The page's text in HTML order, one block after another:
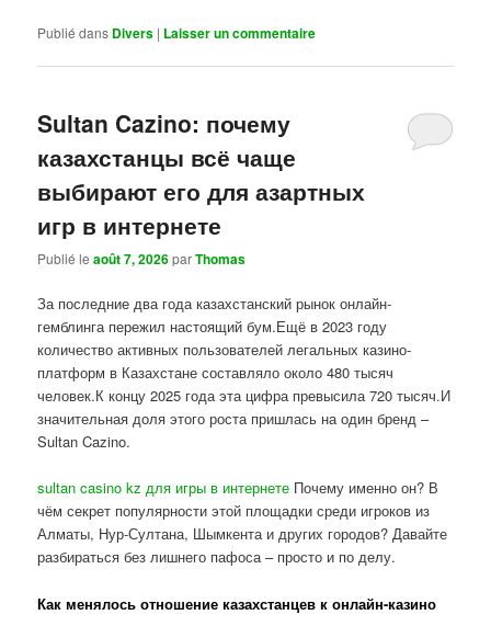
Publié dans Divers | Laisser un commentaire
Sultan Cazino: почему
казахстанцы всё чаще
выбирают его для азартных
игр в интернете
Publié leaoût 7, 2026parThomas
За последние два года казахстанский рынок онлайн-
гемблинга пережил настоящий бум.Ещё в 2023 году
количество активных пользователей легальных казино-
платформ в Казахстане составляло около 480 тысяч
человек.К концу 2025 года эта цифра превысила 720 тысяч.И
значительная доля этого роста пришлась на один бренд –
Sultan Cazino.
sultan casino kz для игры в интернете Почему именно он? В
чём секрет популярности этой площадки среди игроков из
Алматы, Нур-Султана, Шымкента и других городов? Давайте
разбираться без лишнего пафоса – просто и по делу.
Как менялось отношение казахстанцев к онлайн-казино